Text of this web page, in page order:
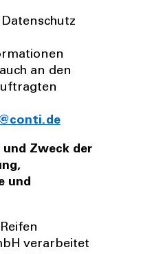
an den
und Zweck der
und
verarbeitet